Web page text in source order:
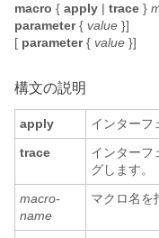
macro { apply | trace }
parameter{ value }]
[ parameter{ value }]
構文の説明
apply
インターフ
trace
インターフ
グします。
macro-
name
マクロ名を